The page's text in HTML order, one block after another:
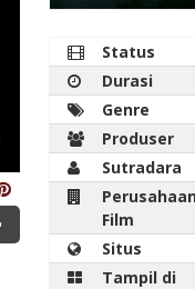
Status
Durasi
Genre
Produser
Sutradara
Film
Situs
Tampil di